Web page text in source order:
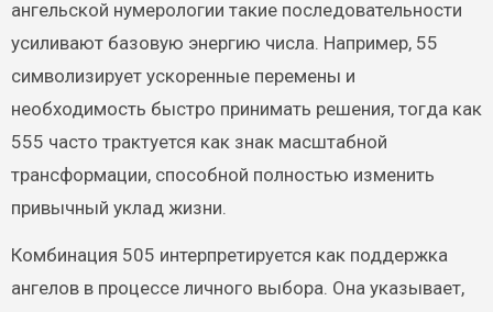
ангельской нумерологии такие последовательности
усиливают базовую энергию числа. Например, 55
символизирует ускоренные перемены и
необходимость быстро принимать решения, тогда как
555 часто трактуется как знак масштабной
трансформации, способной полностью изменить
привычный уклад жизни.
Комбинация 505 интерпретируется как поддержка
ангелов в процессе личного выбора. Она указывает,